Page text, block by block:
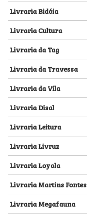
Livraria Bidóia
Livraria Cultura
Livraria da Tag
Livraria da Travessa
Livraria da Vila
Livraria Disal
Livraria Leitura
Livraria Livruz
Livraria Loyola
Livraria Martins Fontes
Livraria Megafauna